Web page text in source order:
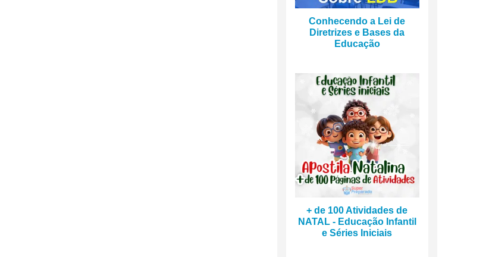
Conhecendo a Lei de
Diretrizes e Bases da
Educação
+ de 100 Atividades de
NATAL - Educação Infantil
e Séries Iniciais